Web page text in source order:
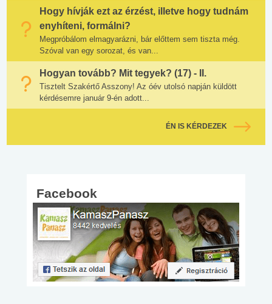
Hogy hívják ezt az érzést, illetve hogy tudnám
enyhíteni, formálni?
Megpróbálom elmagyarázni, bár előttem sem tiszta még.
Szóval van egy sorozat, és van...
Hogyan tovább? Mit tegyek? (17) - II.
Tisztelt Szakértő Asszony! Az óév utolsó napján küldött
kérdésemre január 9-én adott...
ÉN IS KÉRDEZEK
Facebook